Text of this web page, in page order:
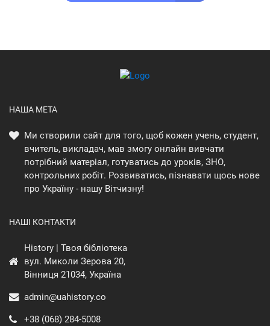
НАША МЕТА
Ми створили сайт для того, щоб кожен учень, студент,
вчитель, викладач, мав змогу онлайн вивчати
потрібний матеріал, готуватись до уроків, ЗНО,
контрольних робіт. Розвиватись, пізнавати щось нове
про Україну - нашу Вітчизну!
НАШІ КОНТАКТИ
History | Твоя бібліотека
вул. Миколи Зерова 20,
Вінниця 21034, Україна
admin@uahistory.co
+38 (068) 284-5008